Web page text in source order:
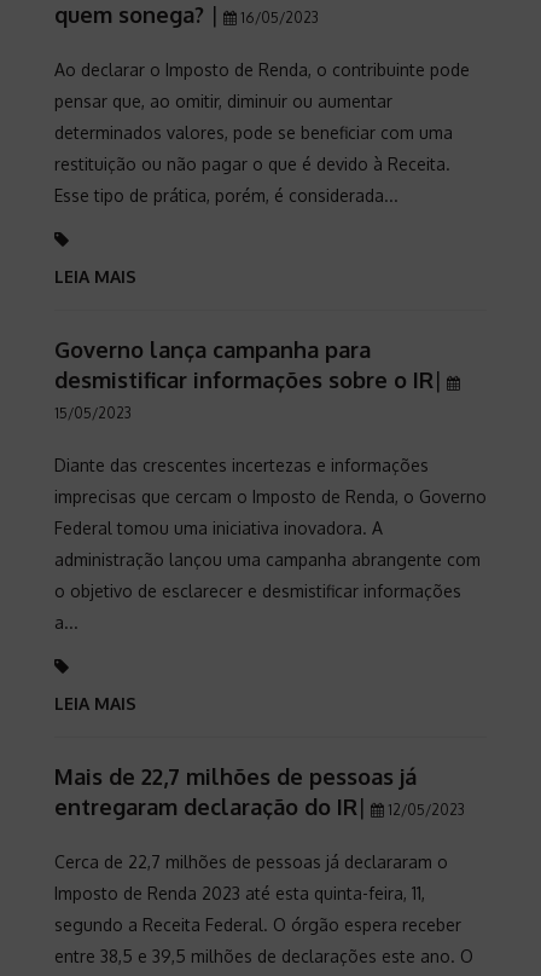
quem sonega? | 16/05/2023
Ao declarar o Imposto de Renda, o contribuinte pode
pensar que, ao omitir, diminuir ou aumentar
determinados valores, pode se beneficiar com uma
restituição ou não pagar o que é devido à Receita.
Esse tipo de prática, porém, é considerada...
LEIA MAIS
Governo lança campanha para
desmistificar informações sobre o IR|
15/05/2023
Diante das crescentes incertezas e informações
imprecisas que cercam o Imposto de Renda, o Governo
Federal tomou uma iniciativa inovadora. A
administração lançou uma campanha abrangente com
o objetivo de esclarecer e desmistificar informações
a...
LEIA MAIS
Mais de 22,7 milhões de pessoas já
entregaram declaração do IR| 12/05/2023
Cerca de 22,7 milhões de pessoas já declararam o
Imposto de Renda 2023 até esta quinta-feira, 11,
segundo a Receita Federal. O órgão espera receber
entre 38,5 e 39,5 milhões de declarações este ano. O